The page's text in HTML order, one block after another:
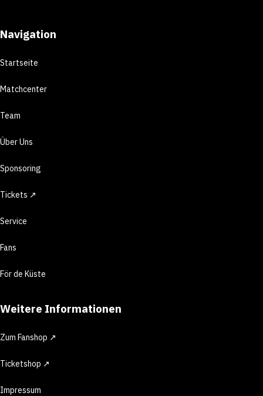
Navigation
Startseite
Matchcenter
Team
Über Uns
Sponsoring
Tickets ↗
Service
Fans
För de Küste
Weitere Informationen
Zum Fanshop ↗
Ticketshop ↗
Impressum